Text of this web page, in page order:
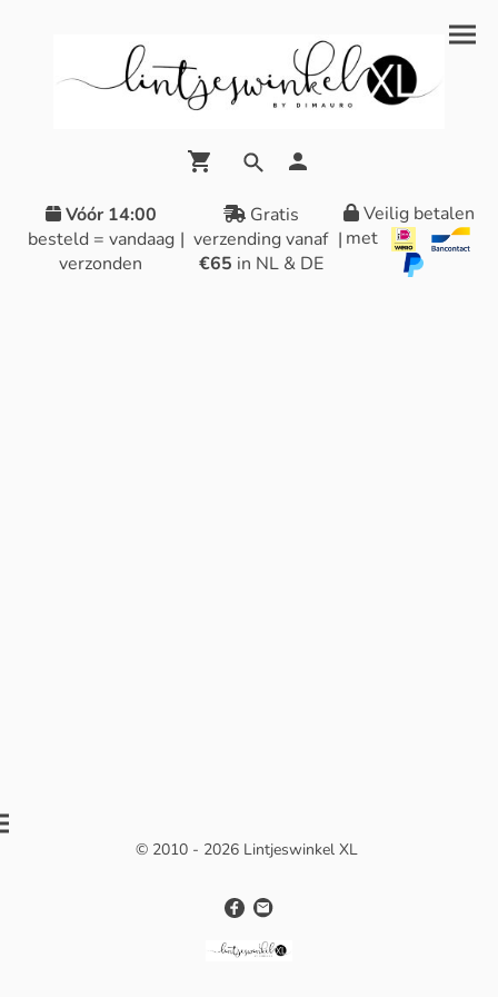
Vóór 14:00
besteld = vandaag
verzonden
|
Gratis
verzending vanaf
€65 in NL & DE
|
Veilig betalen
met
© 2010 - 2026 Lintjeswinkel XL